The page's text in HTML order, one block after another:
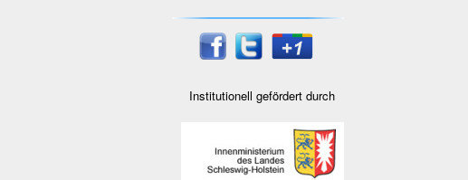
Institutionell gefördert durch